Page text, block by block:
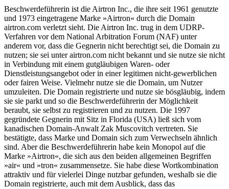
Beschwerdeführerin ist die Airtron Inc., die ihre seit 1961 genutzte
und 1973 eingetragene Marke »Airtron« durch die Domain
airtron.com verletzt sieht. Die Airtron Inc. trug in dem UDRP-
Verfahren vor dem National Arbitration Forum (NAF) unter
anderem vor, dass die Gegnerin nicht berechtigt sei, die Domain zu
nutzen; sie sei unter airtron.com nicht bekannt und sie nutze sie nicht
in Verbindung mit einem gutgläubigen Waren- oder
Dienstleistungsangebot oder in einer legitimen nicht-gewerblichen
oder fairen Weise. Vielmehr nutze sie die Domain, um Nutzer
umzuleiten. Die Domain registrierte und nutze sie bösgläubig, indem
sie sie parkt und so die Beschwerdeführerin der Möglichkeit
beraubt, sie selbst zu registrieren und zu nutzen. Die 1997
gegründete Gegnerin mit Sitz in Florida (USA) ließ sich vom
kanadischen Domain-Anwalt Zak Muscovitch vertreten. Sie
bestätigte, dass Marke und Domain sich zum Verwechseln ähnlich
sind. Aber die Beschwerdeführerin habe kein Monopol auf die
Marke »Airtron«, die sich aus den beiden allgemeinen Begriffen
»air« und »tron« zusammensetze. Sie habe diese Wortkombination
attraktiv und für vielerlei Dinge nutzbar gefunden, weshalb sie die
Domain registrierte, auch mit dem Ausblick, dass das